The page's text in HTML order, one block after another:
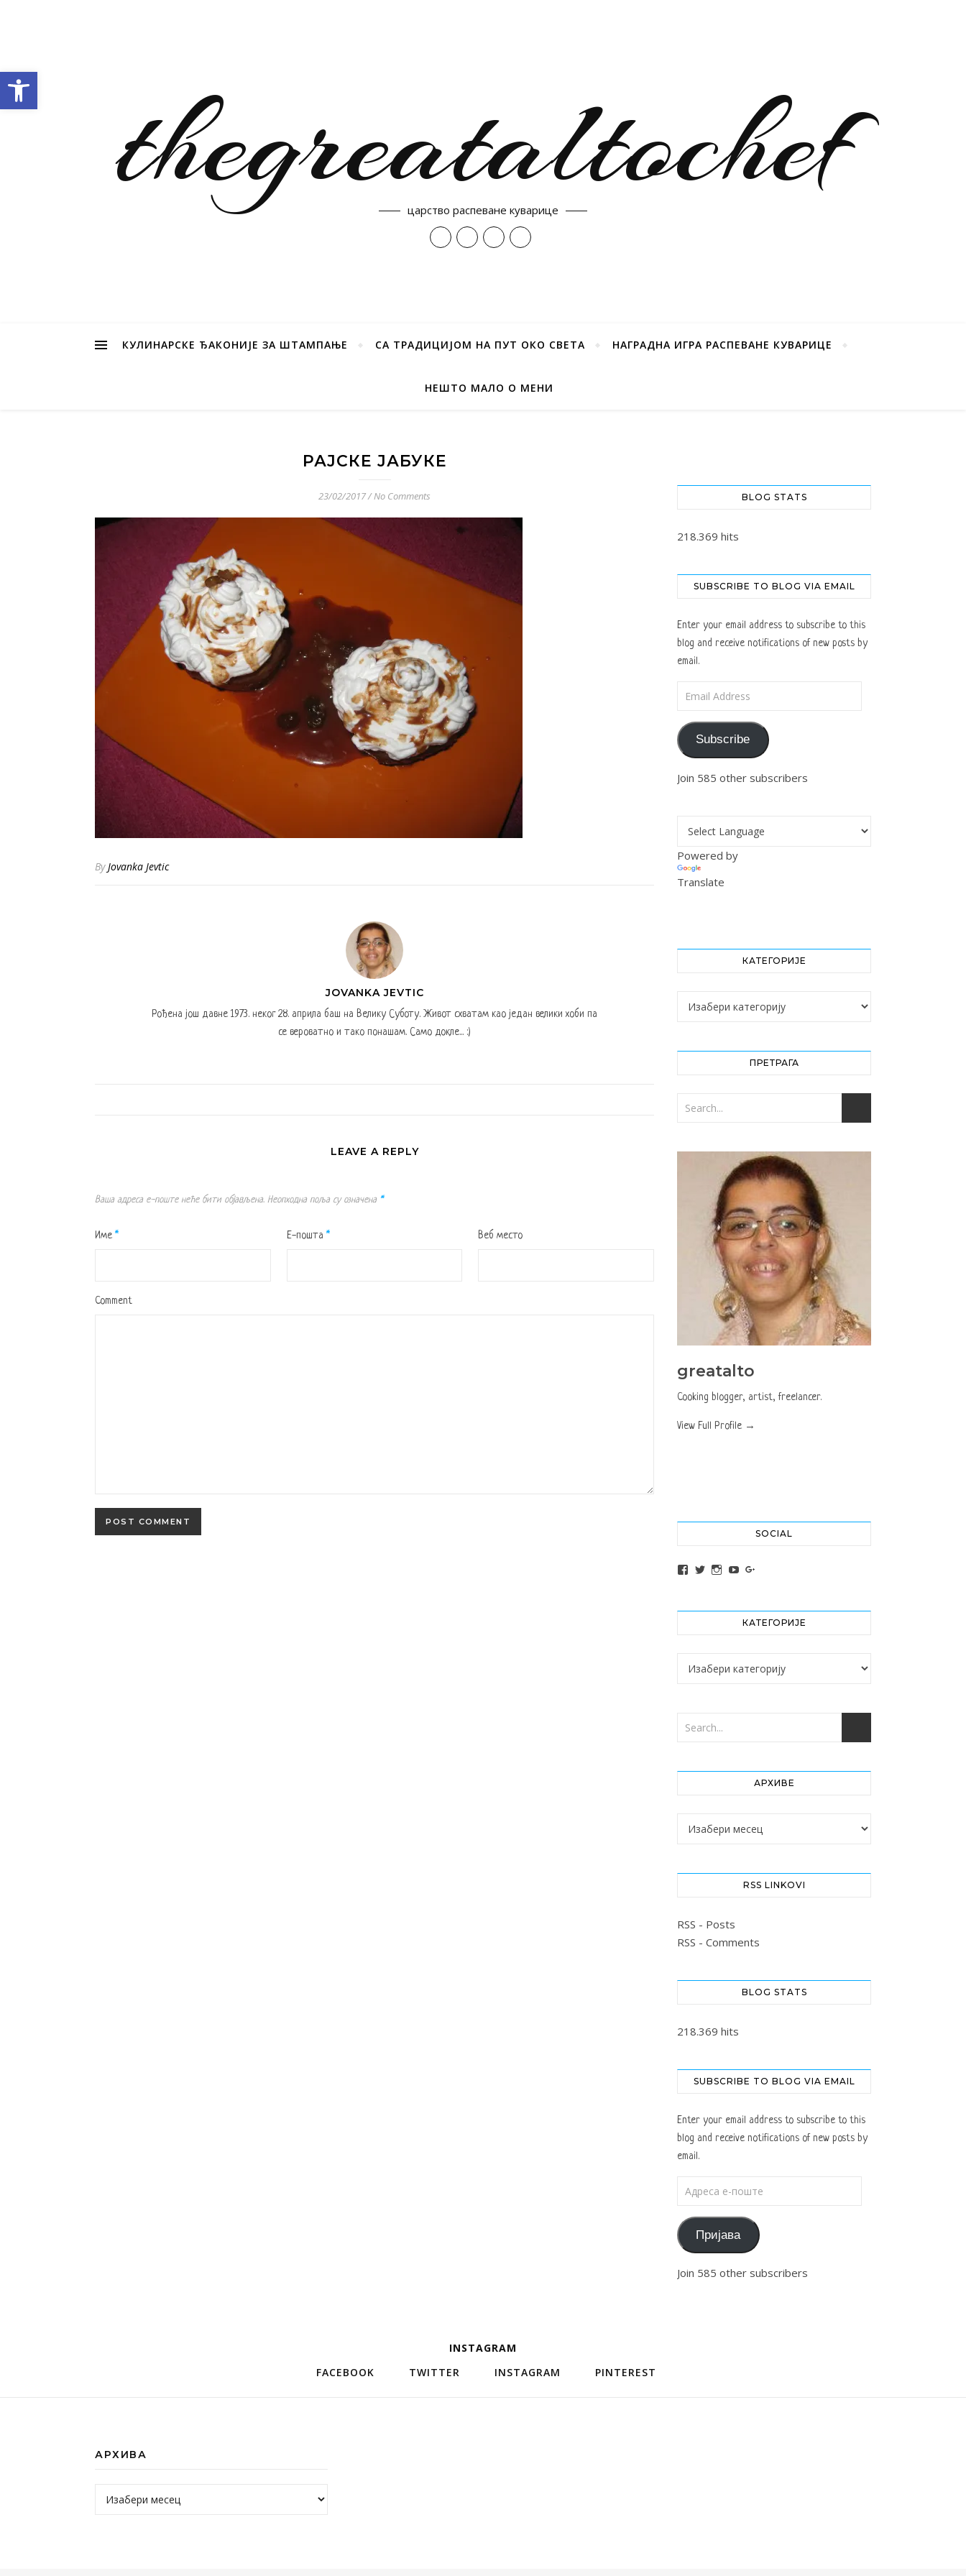
thegreataltochef
царство распеване куварице
КУЛИНАРСКЕ ЂАКОНИЈЕ ЗА ШТАМПАЊЕ СА ТРАДИЦИЈОМ НА ПУТ ОКО СВЕТА НАГРАДНА ИГРА РАСПЕВАНЕ КУВАРИЦЕ
НЕШТО МАЛО О МЕНИ
РАЈСКЕ ЈАБУКЕ
23/02/2017/No Comments
ByJovanka Jevtic
JOVANKA JEVTIC
Рођена још давне 1973. неког 28. априла баш на Велику Суботу. Живот схватам као један велики хоби па
се вероватно и тако понашам. Само докле... :)
LEAVE A REPLY
Ваша адреса е-поште неће бити објављена. Неопходна поља су означена *
Име * Е-пошта * Веб место
Comment
BLOG STATS
218.369 hits
SUBSCRIBE TO BLOG VIA EMAIL
Enter your email address to subscribe to this
blog and receive notifications of new posts by
email.
Subscribe
Join 585 other subscribers
Powered by
Translate
КАТЕГОРИЈЕ
Категорије
ПРЕТРАГА
greatalto
Cooking blogger, artist, freelancer.
View Full Profile →
SOCIAL
View altochef’s profile on Facebook
View jovancica73’s profile on Twitter
View jovancica73’s profile on Instagram
View jovancica73’s profile on YouTube
КАТЕГОРИЈЕ
Категорије
АРХИВЕ
Архиве
RSS LINKOVI
RSS - Posts
RSS - Comments
BLOG STATS
218.369 hits
SUBSCRIBE TO BLOG VIA EMAIL
Enter your email address to subscribe to this
blog and receive notifications of new posts by
email.
Пријава
Join 585 other subscribers
INSTAGRAM
FACEBOOK
TWITTER INSTAGRAM PINTEREST
АРХИВА
Архива
Open toolbar